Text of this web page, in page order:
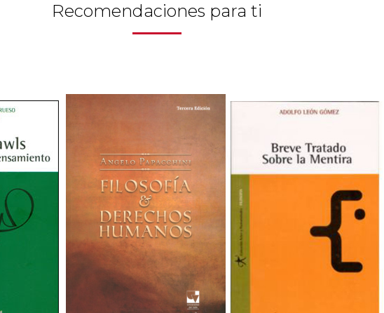
Recomendaciones para ti